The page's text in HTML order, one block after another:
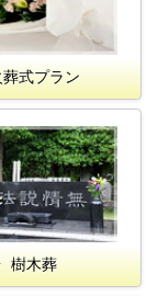
葬式プラン
樹木葬